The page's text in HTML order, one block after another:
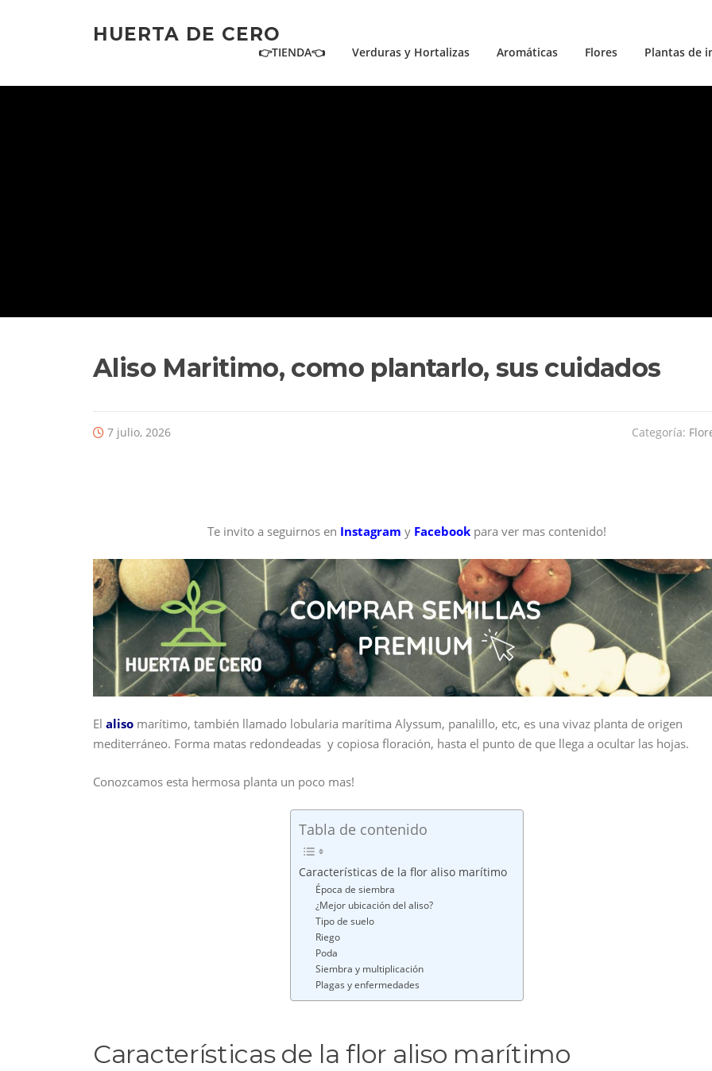
HUERTA DE CERO
👉TIENDA👈 Verduras y Hortalizas Aromáticas Flores Plantas de
Aliso Maritimo, como plantarlo, sus cuidados
7 julio, 2026 Categoría:
Te invito a seguirnos en Instagram y Facebook para ver mas contenido!
El aliso marítimo, también llamado lobularia marítima Alyssum, panalillo, etc, es una vivaz planta de origen
mediterráneo. Forma matas redondeadas y copiosa floración, hasta el punto de que llega a ocultar las hojas.
Conozcamos esta hermosa planta un poco mas!
Tabla de contenido
Características de la flor aliso marítimo
Época de siembra
¿Mejor ubicación del aliso?
Tipo de suelo
Riego
Poda
Siembra y multiplicación
Plagas y enfermedades
Características de la flor aliso marítimo